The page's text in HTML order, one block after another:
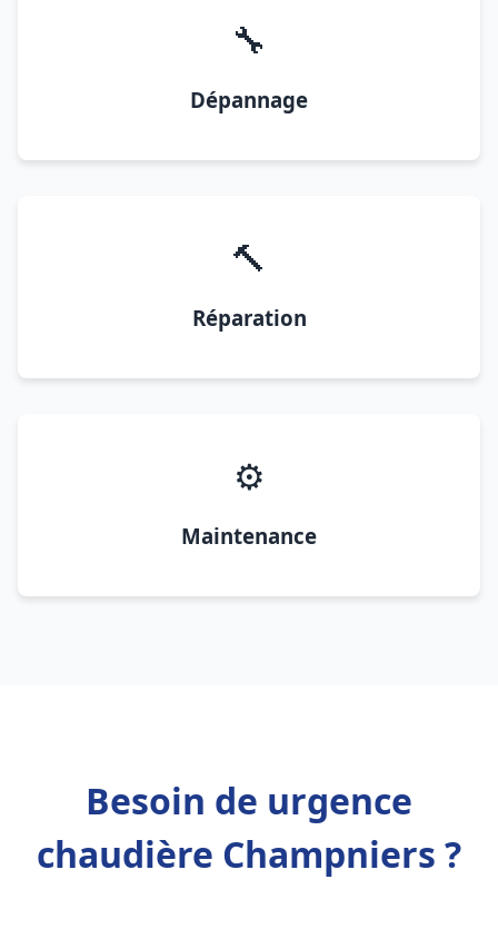
🔧
Dépannage
🔨
Réparation
⚙️
Maintenance
Besoin de urgence
chaudière Champniers ?